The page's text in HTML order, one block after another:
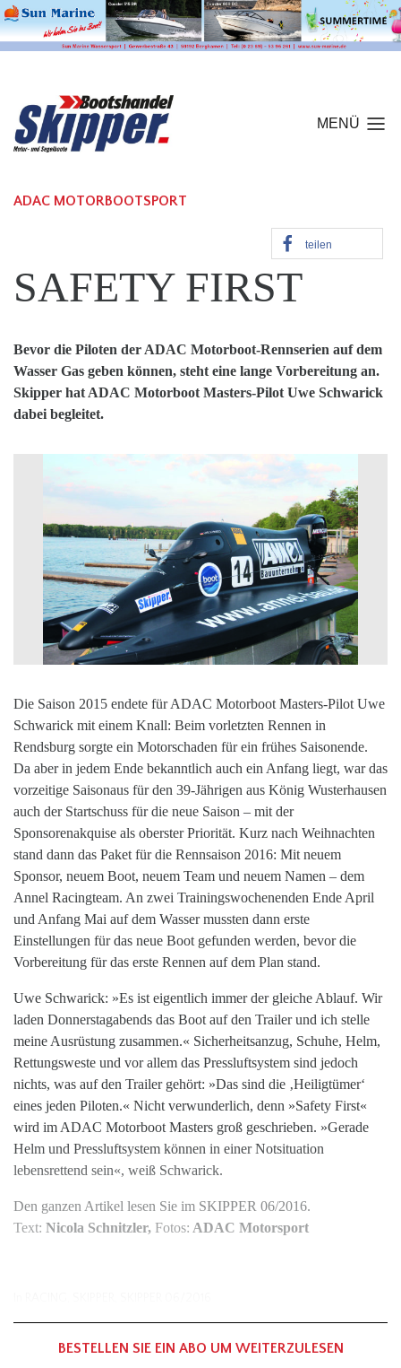
MENÜ
ADAC MOTORBOOTSPORT
teilen
SAFETY FIRST
Bevor die Piloten der ADAC Motorboot-Rennserien auf dem
Wasser Gas geben können, steht eine lange Vorbereitung an.
Skipper hat ADAC Motorboot Masters-Pilot Uwe Schwarick
dabei begleitet.
Die Saison 2015 endete für ADAC Motorboot Masters-Pilot Uwe
Schwarick mit einem Knall: Beim vorletzten Rennen in
Rendsburg sorgte ein Motorschaden für ein frühes Saisonende.
Da aber in jedem Ende bekanntlich auch ein Anfang liegt, war das
vorzeitige Saisonaus für den 39-Jährigen aus König Wusterhausen
auch der Startschuss für die neue Saison – mit der
Sponsorenakquise als oberster Priorität. Kurz nach Weihnachten
stand dann das Paket für die Rennsaison 2016: Mit neuem
Sponsor, neuem Boot, neuem Team und neuem Namen – dem
Annel Racingteam. An zwei Trainingswochenenden Ende April
und Anfang Mai auf dem Wasser mussten dann erste
Einstellungen für das neue Boot gefunden werden, bevor die
Vorbereitung für das erste Rennen auf dem Plan stand.
Uwe Schwarick: »Es ist eigentlich immer der gleiche Ablauf. Wir
laden Donnerstagabends das Boot auf den Trailer und ich stelle
meine Ausrüstung zusammen.« Sicherheitsanzug, Schuhe, Helm,
Rettungsweste und vor allem das Pressluftsystem sind jedoch
nichts, was auf den Trailer gehört: »Das sind die ‚Heiligtümer‘
eines jeden Piloten.« Nicht verwunderlich, denn »Safety First«
wird im ADAC Motorboot Masters groß geschrieben. »Gerade
Helm und Pressluftsystem können in einer Notsituation
lebensrettend sein«, weiß Schwarick.
Den ganzen Artikel lesen Sie im SKIPPER 06/2016.
Text: Nicola Schnitzler, Fotos: ADAC Motorsport
BESTELLEN SIE EIN ABO UM WEITERZULESEN